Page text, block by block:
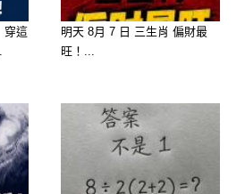
座溫柔善良、心軟念
好說話，但其實最難忘
往就是巨蟹座。
穿這
明天 8月 7 日 三生肖 偏財最
旺！...